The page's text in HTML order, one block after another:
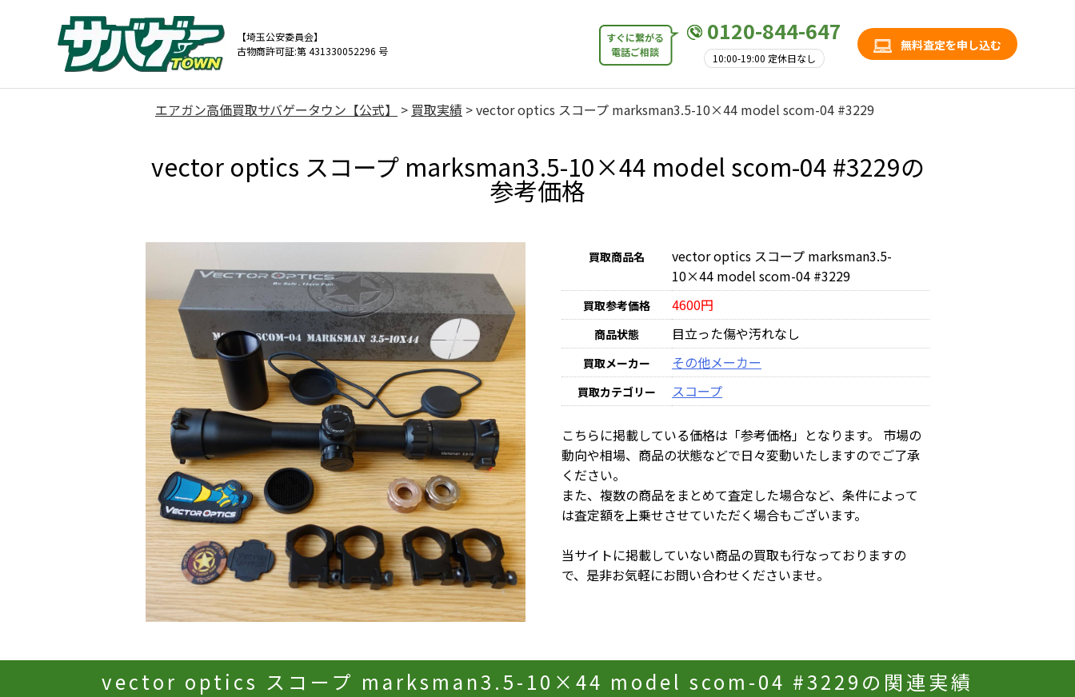
【埼玉公安委員会】
古物商許可証:第 431330052296 号
0120-844-647
10:00-19:00 定休日なし
すぐに繋がる
電話ご相談
無料査定を申し込む
エアガン高価買取サバゲータウン【公式】 > 買取実績 >vector optics スコープ marksman3.5-10×44 model scom-04 #3229
vector optics スコープ marksman3.5-10×44 model scom-04 #3229の
参考価格
買取商品名
vector optics スコープ marksman3.5-
10×44 model scom-04 #3229
買取参考価格 4600円
商品状態 目立った傷や汚れなし
買取メーカー その他メーカー
買取カテゴリー スコープ
こちらに掲載している価格は「参考価格」となります。 市場の
動向や相場、商品の状態などで日々変動いたしますのでご了承
ください。
また、複数の商品をまとめて査定した場合など、条件によって
は査定額を上乗せさせていただく場合もございます。
当サイトに掲載していない商品の買取も行なっておりますの
で、是非お気軽にお問い合わせくださいませ。
vector optics スコープ marksman3.5-10×44 model scom-04 #3229の関連実績